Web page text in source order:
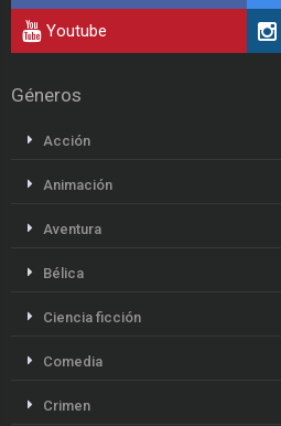
Youtube
Géneros
Acción
Animación
Aventura
Bélica
Ciencia ficción
Comedia
Crimen